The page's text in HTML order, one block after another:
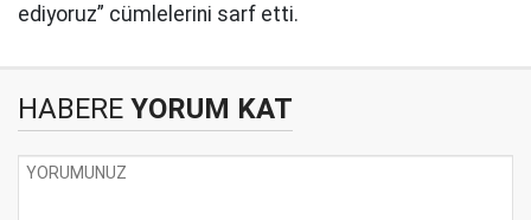
ediyoruz” cümlelerini sarf etti.
HABERE YORUM KAT